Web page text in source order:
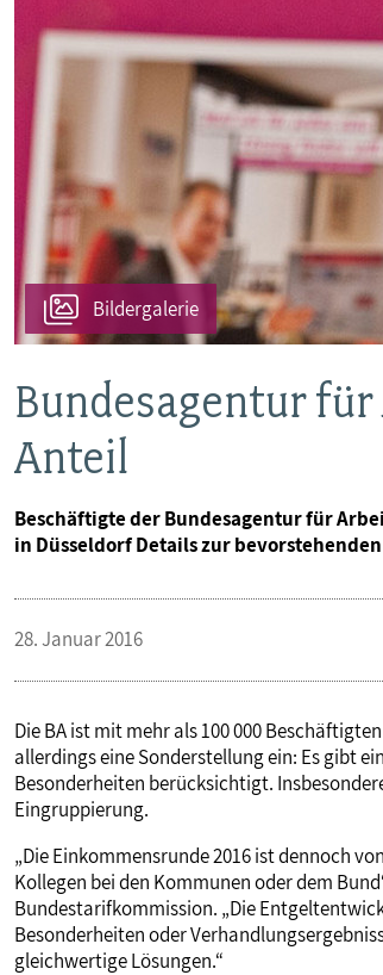
Bildergalerie
Bundesagentur
Anteil
Beschäftigte der Bundesagentur für
in Düsseldorf Details zur
28. Januar 2016
Die BA ist mit mehr als 100 000
allerdings eine Sonderstellung ein: Es gibt
Besonderheiten berücksichtigt.
Eingruppierung.
„Die Einkommensrunde 2016 ist dennoch
Kollegen bei den Kommunen oder dem
Bundestarifkommission. „Die
Besonderheiten oder
gleichwertige Lösungen.“